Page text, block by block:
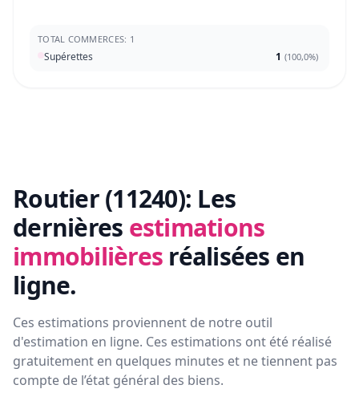
TOTAL COMMERCES: 1
Supérettes 1 (100,0%)
Routier (11240): Les
dernières estimations
immobilières réalisées en
ligne.
Ces estimations proviennent de notre outil
d'estimation en ligne. Ces estimations ont été réalisé
gratuitement en quelques minutes et ne tiennent pas
compte de l’état général des biens.